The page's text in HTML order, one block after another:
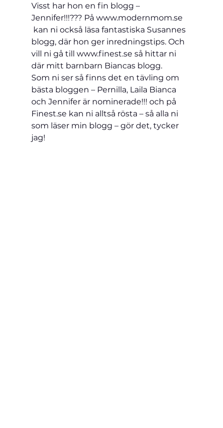
Visst har hon en fin blogg –
Jennifer!!!??? På www.modernmom.se
kan ni också läsa fantastiska Susannes
blogg, där hon ger inredningstips. Och
vill ni gå till www.finest.se så hittar ni
där mitt barnbarn Biancas blogg.
Som ni ser så finns det en tävling om
bästa bloggen – Pernilla, Laila Bianca
och Jennifer är nominerade!!! och på
Finest.se kan ni alltså rösta – så alla ni
som läser min blogg – gör det, tycker
jag!